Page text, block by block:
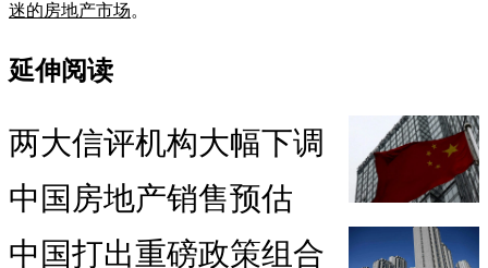
迷的房地产市场。
延伸阅读
两大信评机构大幅下调
中国房地产销售预估
中国打出重磅政策组合